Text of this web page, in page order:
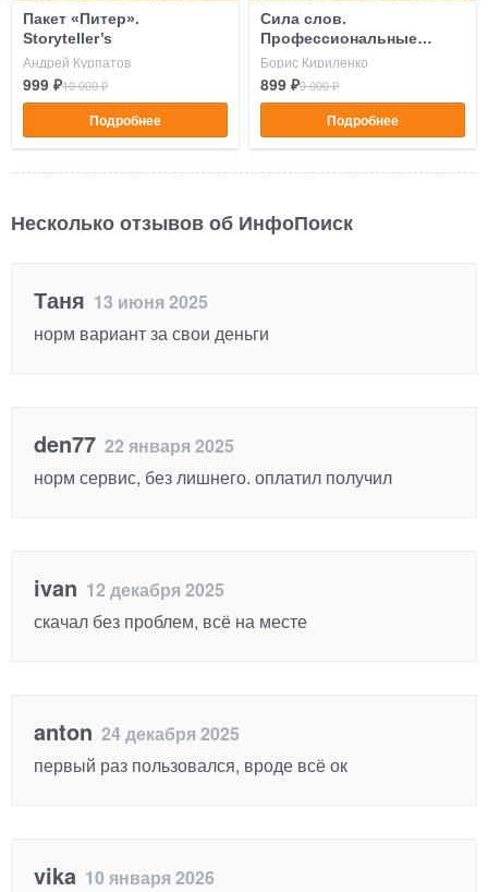
Пакет «Питер».
Storyteller’s
Андрей Курпатов
999 ₽10 000 ₽
Подробнее
Сила слов.
Профессиональные
техники влияния на
людей
Борис Кириленко
899 ₽9 000 ₽
Подробнее
Несколько отзывов об ИнфоПоиск
Таня 13 июня 2025
норм вариант за свои деньги
den77 22 января 2025
норм сервис, без лишнего. оплатил получил
ivan 12 декабря 2025
скачал без проблем, всё на месте
anton 24 декабря 2025
первый раз пользовался, вроде всё ок
vika 10 января 2026